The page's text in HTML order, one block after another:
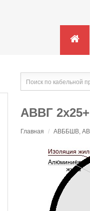
АВВГ
Главная / АВББШВ,